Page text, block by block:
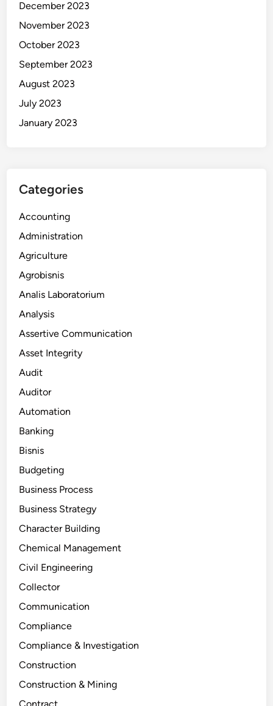
December 2023
November 2023
October 2023
September 2023
August 2023
July 2023
January 2023
Categories
Accounting
Administration
Agriculture
Agrobisnis
Analis Laboratorium
Analysis
Assertive Communication
Asset Integrity
Audit
Auditor
Automation
Banking
Bisnis
Budgeting
Business Process
Business Strategy
Character Building
Chemical Management
Civil Engineering
Collector
Communication
Compliance
Compliance & Investigation
Construction
Construction & Mining